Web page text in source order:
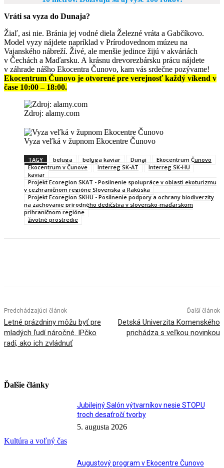
Vráti sa vyza do Dunaja?
Žiaľ, asi nie. Bránia jej vodné diela Železné vráta a Gabčíkovo.
Model vyzy nájdete napríklad v Prírodovednom múzeu na
Vajanského nábreží. Živé, ale menšie jedince žijú v akváriách
v Čechách a Maďarsku. A krásnu drevorezbársku prácu nájdete
v záhrade nášho Ekocentra Čunovo, kam vás srdečne pozývame!
Ekocentrum Čunovo je otvorené pre verejnosť každý víkend v
čase 10:00 – 18:00.
Zdroj: alamy.com
Vyza veľká v župnom Ekocentre Čunovo
TAGY beluga beluga kaviar Dunaj
Ekocentrum Čunovo
Ekocentrum v Čunove
Interreg SK-AT
Interreg SK-HU
kaviar
Projekt Ecoregion SKAT - Posilnenie spolupráce v oblasti ekoturizmu
v cezhraničnom regióne Slovenska a Rakúska
Projekt Ecoregion SKHU - Posilnenie podpory a ochrany biodiverzity
na zachovanie prírodného dedičstva v slovensko-maďarskom
prihraničnom regióne
životné prostredie
Predchádzajúci článok
Letné prázdniny môžu byť pre
mladých ľudí náročné. IPčko
radí, ako ich zvládnuť
Ďalší článok
Detská Univerzita Komenského
prichádza s veľkou novinkou
Ďalšie články
Kultúra a voľný čas
Jubilejný Salón výtvarníkov nesie STOPU
troch desaťročí tvorby
5. augusta 2026
Augustový program v Ekocentre Čunovo